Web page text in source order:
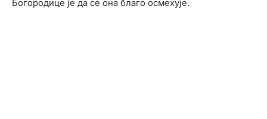
Богородице је да се она благо осмехује.